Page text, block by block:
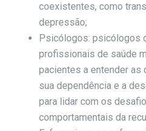
coexistentes, como
depressão;
Psicólogos: psicólogos
profissionais de saúde
pacientes a entender as
sua dependência e a
para lidar com os
comportamentais da